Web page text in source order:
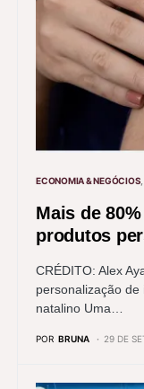
ECONOMIA & NEGÓCIOS
Mais de
produtos
CRÉDITO: Alex
personalização
natalino Uma…
POR BRUNA 29 DE